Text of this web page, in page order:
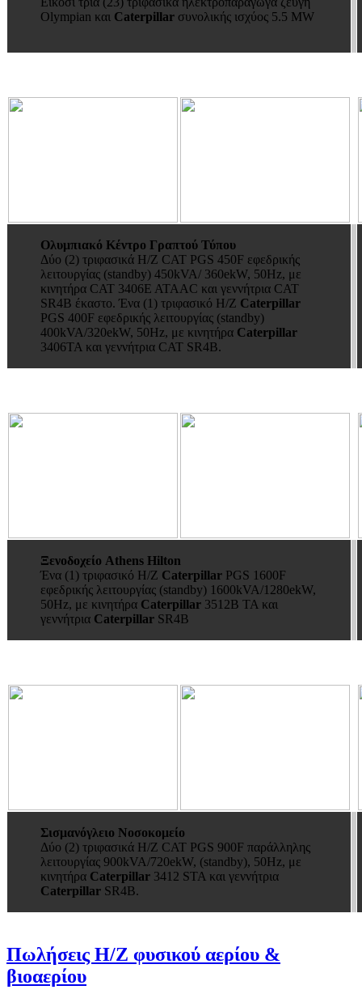
Olympian και Caterpillar συνολικής ισχύος 5.5 MW
Ολυμπιακό Κέντρο Γραπτού Τύπου
Δύο (2) τριφασικά Η/Ζ CAT PGS 450F εφεδρικής
λειτουργίας (standby) 450kVA/ 360ekW, 50Hz, με
κινητήρα CAT 3406E ATAAC και γεννήτρια CAT
SR4B έκαστο. Ένα (1) τριφασικό Η/Ζ Caterpillar
PGS 400F εφεδρικής λειτουργίας (standby)
400kVA/320ekW, 50Hz, με κινητήρα Caterpillar
3406TA και γεννήτρια CAT SR4B.
Ξενοδοχείο Athens Hilton
Ένα (1) τριφασικό Η/Ζ Caterpillar PGS 1600F
εφεδρικής λειτουργίας (standby) 1600kVA/1280ekW,
50Hz, με κινητήρα Caterpillar 3512Β TA και
γεννήτρια Caterpillar SR4B
Σισμανόγλειο Νοσοκομείο
Δύο (2) τριφασικά Η/Ζ CAT PGS 900F παράλληλης
λειτουργίας 900kVA/720ekW, (standby), 50Hz, με
κινητήρα Caterpillar 3412 STA και γεννήτρια
Caterpillar SR4B.
Πωλήσεις Η/Ζ φυσικού αερίου &
βιοαερίου